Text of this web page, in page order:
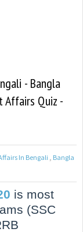
- Bangla
Affairs Quiz -
In Bengali , Bangla
is most
(SSC